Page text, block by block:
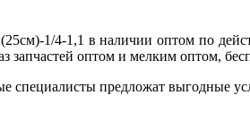
1/4-1,1 в наличии оптом по
запчастей оптом и мелким оптом,
предложат выгодные